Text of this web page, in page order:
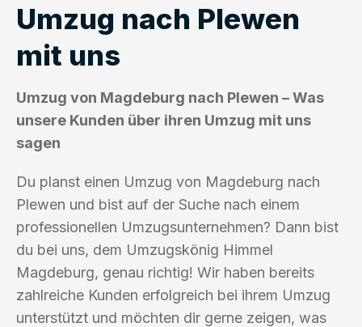
Umzug nach Plewen
mit uns
Umzug von Magdeburg nach Plewen – Was
unsere Kunden über ihren Umzug mit uns
sagen
Du planst einen Umzug von Magdeburg nach
Plewen und bist auf der Suche nach einem
professionellen Umzugsunternehmen? Dann bist
du bei uns, dem Umzugskönig Himmel
Magdeburg, genau richtig! Wir haben bereits
zahlreiche Kunden erfolgreich bei ihrem Umzug
unterstützt und möchten dir gerne zeigen, was